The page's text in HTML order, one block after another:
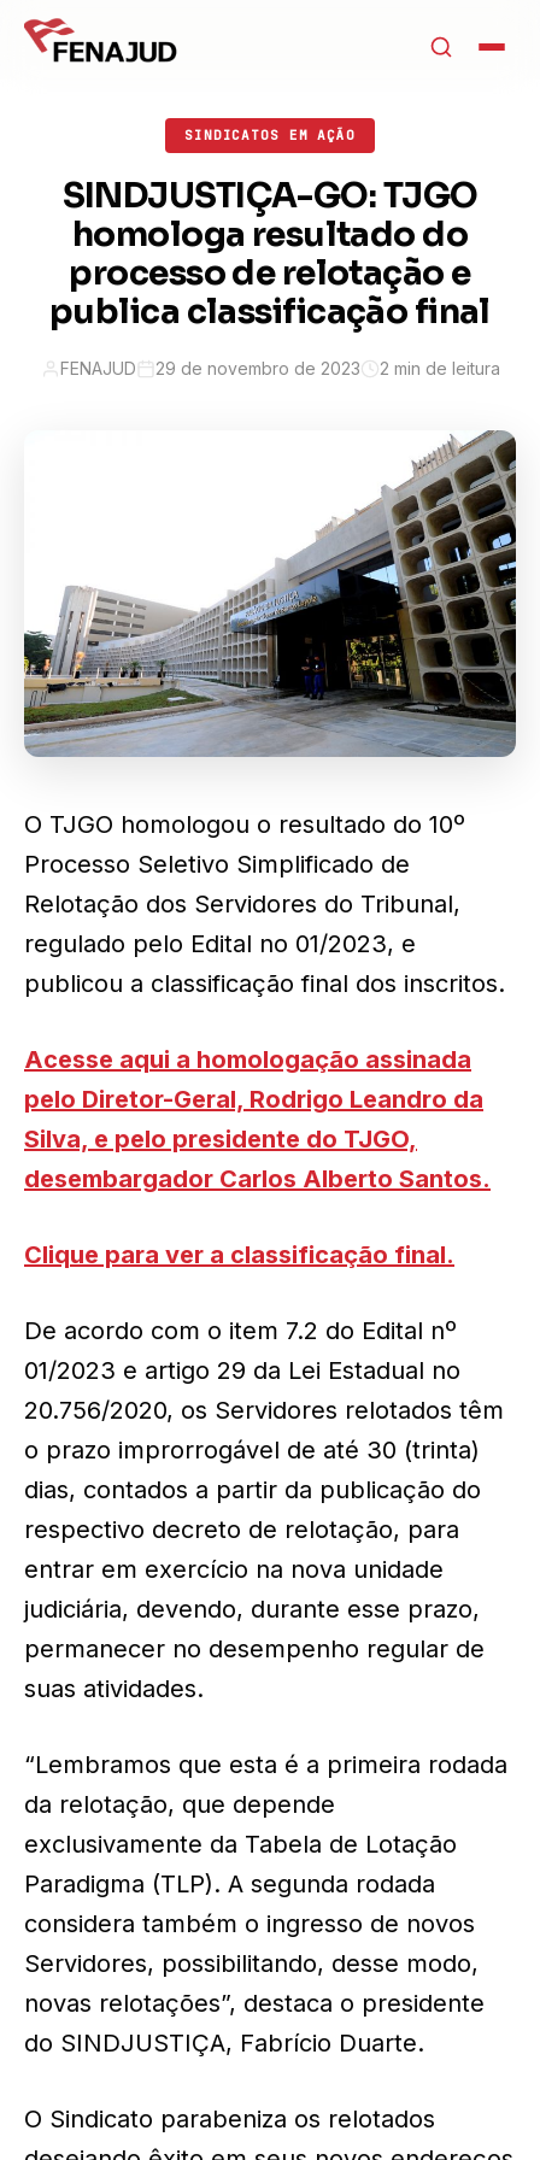
SINDICATOS EM AÇÃO
SINDJUSTIÇA-GO: TJGO
homologa resultado do
processo de relotação e
publica classificação final
FENAJUD 29 de novembro de 2023 2 min de leitura
O TJGO homologou o resultado do 10º
Processo Seletivo Simplificado de
Relotação dos Servidores do Tribunal,
regulado pelo Edital no 01/2023, e
publicou a classificação final dos inscritos.
Acesse aqui a homologação assinada
pelo Diretor-Geral, Rodrigo Leandro da
Silva, e pelo presidente do TJGO,
desembargador Carlos Alberto Santos.
Clique para ver a classificação final.
De acordo com o item 7.2 do Edital nº
01/2023 e artigo 29 da Lei Estadual no
20.756/2020, os Servidores relotados têm
o prazo improrrogável de até 30 (trinta)
dias, contados a partir da publicação do
respectivo decreto de relotação, para
entrar em exercício na nova unidade
judiciária, devendo, durante esse prazo,
permanecer no desempenho regular de
suas atividades.
“Lembramos que esta é a primeira rodada
da relotação, que depende
exclusivamente da Tabela de Lotação
Paradigma (TLP). A segunda rodada
considera também o ingresso de novos
Servidores, possibilitando, desse modo,
novas relotações”, destaca o presidente
do SINDJUSTIÇA, Fabrício Duarte.
O Sindicato parabeniza os relotados